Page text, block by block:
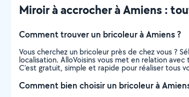
Miroir à accrocher à Amiens :
Comment trouver un bricoleur à Amiens ?
Vous cherchez un bricoleur près de chez vous ?
localisation. AlloVoisins vous met en relation
C’est gratuit, simple et rapide pour réaliser tous
Comment bien choisir un bricoleur à